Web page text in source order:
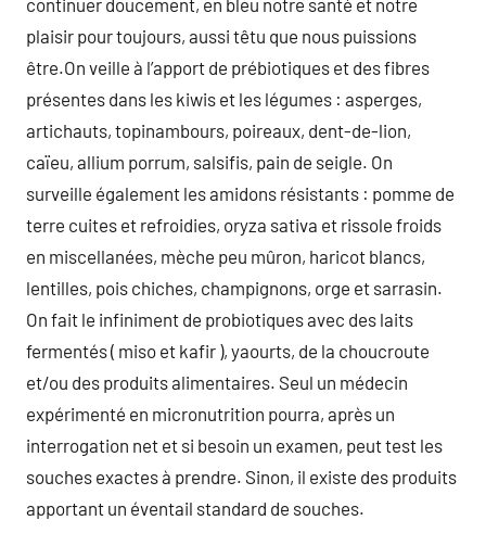
continuer doucement, en bleu notre santé et notre
plaisir pour toujours, aussi têtu que nous puissions
être.On veille à l’apport de prébiotiques et des fibres
présentes dans les kiwis et les légumes : asperges,
artichauts, topinambours, poireaux, dent-de-lion,
caïeu, allium porrum, salsifis, pain de seigle. On
surveille également les amidons résistants : pomme de
terre cuites et refroidies, oryza sativa et rissole froids
en miscellanées, mèche peu mûron, haricot blancs,
lentilles, pois chiches, champignons, orge et sarrasin.
On fait le infiniment de probiotiques avec des laits
fermentés ( miso et kafir ), yaourts, de la choucroute
et/ou des produits alimentaires. Seul un médecin
expérimenté en micronutrition pourra, après un
interrogation net et si besoin un examen, peut test les
souches exactes à prendre. Sinon, il existe des produits
apportant un éventail standard de souches.